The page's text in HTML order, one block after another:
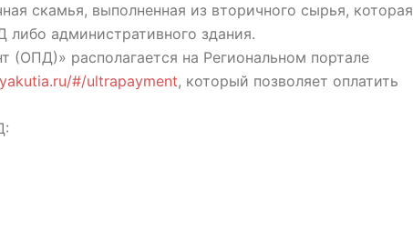
скамья, выполненная из вторичного сырья, которая
административного здания.
располагается на Региональном портале
#/ultrapayment, который позволяет оплатить